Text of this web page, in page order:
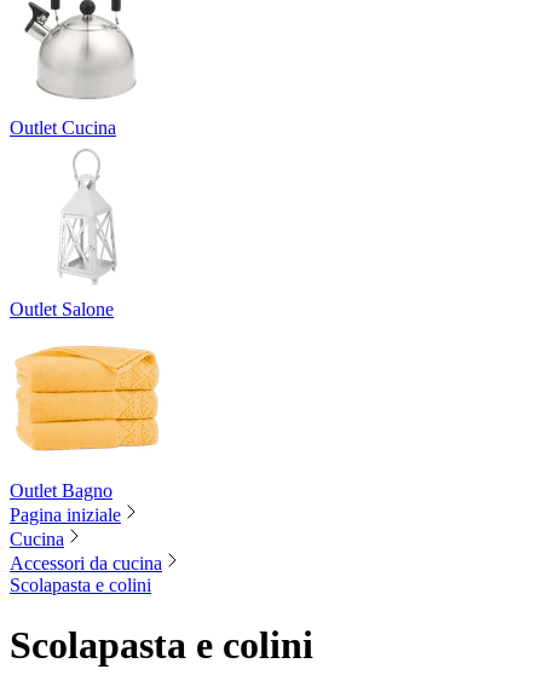
Outlet Cucina
Outlet Salone
Outlet Bagno
Pagina iniziale
Cucina
Accessori da cucina
Scolapasta e colini
Scolapasta e colini